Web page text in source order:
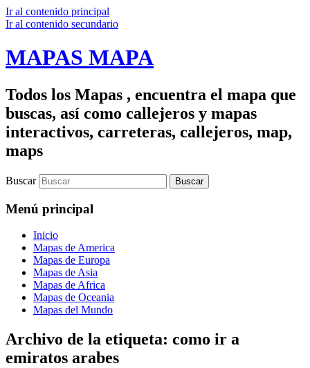
Ir al contenido principal
Ir al contenido secundario
MAPAS MAPA
Todos los Mapas , encuentra el mapa que
buscas, así como callejeros y mapas
interactivos, carreteras, callejeros, map,
maps
Buscar
Menú principal
Inicio
Mapas de America
Mapas de Europa
Mapas de Asia
Mapas de Africa
Mapas de Oceania
Mapas del Mundo
Archivo de la etiqueta: como ir a
emiratos arabes